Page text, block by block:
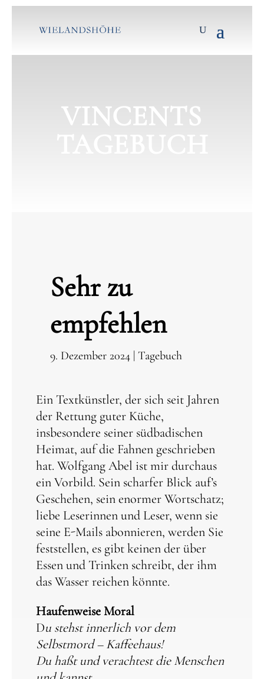
VINCENTS
Sehr zu
empfehlen
9. Dezember 2024| Tagebuch
Ein Textkünstler, der sich seit Jahren
der Rettung guter Küche,
insbesondere seiner südbadischen
Heimat, auf die Fahnen geschrieben
hat. Wolfgang Abel ist mir durchaus
ein Vorbild. Sein scharfer Blick auf’s
Geschehen, sein enormer Wortschatz;
liebe Leserinnen und Leser, wenn sie
seine E-Mails abonnieren, werden Sie
feststellen, es gibt keinen der über
Essen und Trinken schreibt, der ihm
das Wasser reichen könnte.
Haufenweise Moral
Du stehst innerlich vor dem
Selbstmord – Kaffeehaus!
Du haßt und verachtest die Menschen